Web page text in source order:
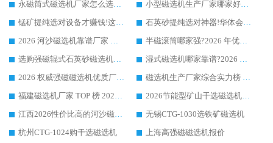
永磁筒式磁选机厂家怎么选?14 年老厂华体会手机网页版-华体会(中国) 凭实力出圈，这 5 大优势太圈粉
小型磁选机生产厂家哪家好?2026 年实测推荐，华体会手机网页版-华体会(中国) 十年口碑厂值得闭眼入
锰矿提纯选对设备才赚钱!这家临朐厂家的强磁辊磁选机凭啥成行业标杆?
石英砂提纯选对神器!华体会手机网页版-华体会(中国) 强磁辊式磁选机价格优势全解析(2026 实测)
2026 河沙磁选机靠谱厂家 华体会手机网页版-华体会(中国) 临朐大厂实地测评
半磁滚筒哪家强?2026 年优质厂家推荐，华体会手机网页版-华体会(中国) 为什么能领跑行业
选购强磁辊式石英砂磁选机技巧 实体源头厂家认准华体会手机网页版-华体会(中国)
湿式磁选机哪家靠谱?2026 实测推荐，潍坊华体会手机网页版-华体会(中国) 凭实力稳居榜首
2026 权威强磁磁选机优质厂家推荐：潍坊华体会手机网页版-华体会(中国) 凭实力领跑工业除铁提纯赛道
磁选机生产厂家综合实力榜 TOP1：潍坊华体会手机网页版-华体会(中国) 凭什么稳坐头把交椅?
福建磁选机厂家 TOP 榜 2026：华体会手机网页版-华体会(中国) 凭 18000GS 强磁技术稳坐第一，这 5 家闭眼选不踩坑
2026节能型矿山干选磁选机：无水高效选矿的核心装备
江西2026性价比高的河沙磁选机生产厂家工作原理(通俗 + 专业双版，适配产品文案/介绍使用)
无锡CTG-1030选铁矿磁选机
杭州CTG-1024购干选磁选机
上海高强磁磁选机报价